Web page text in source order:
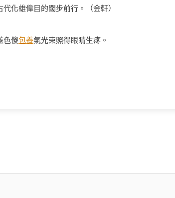
化雄偉目的闊步前行。
（金軒）
色傻包養氣光束照得眼睛生疼。